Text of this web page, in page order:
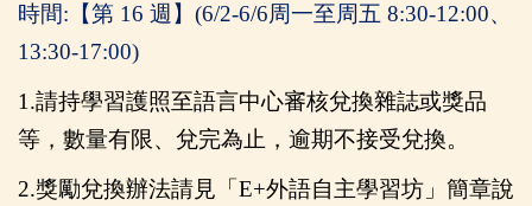
時間:【第 16 週】(6/2-6/6周一至周五 8:30-12:00、
13:30-17:00)
1.請持學習護照至語言中心審核兌換雜誌或獎品
等，數量有限、兌完為止，逾期不接受兌換。
2.獎勵兌換辦法請見 「E+外語自主學習坊」簡章說